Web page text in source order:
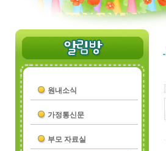
원내소식
가정통신문
부모 자료실